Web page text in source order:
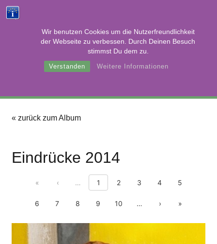
Wir benutzen Cookies um die Nutzerfreundlichkeit
der Webseite zu verbessen. Durch Deinen Besuch
stimmst Du dem zu.
Verstanden Weitere Informationen
Tierische
Eindrücke
« zurück zum Album
Eindrücke 2014
First page
« Previous page
‹ Show previous 10 pages
… 1 2 3 4 5
6 7 8 9 10 Show next 10 pages
… Next page
› Last page
»